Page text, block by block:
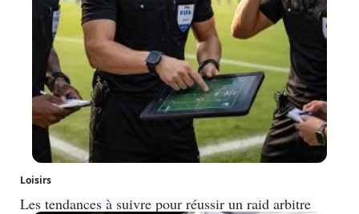
Loisirs
Les tendances à suivre pour réussir un raid arbitre